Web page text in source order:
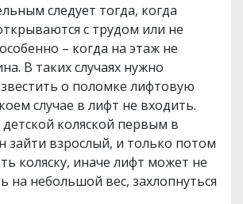
следует тогда, когда
с трудом или не
– когда на этаж не
В таких случаях нужно
о поломке лифтовую
случае в лифт не входить.
коляской первым в
зайти взрослый, и только потом
коляску, иначе лифт может не
на небольшой вес, захлопнуться